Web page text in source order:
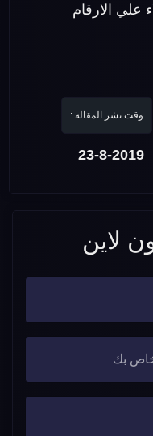
علي الارقام
وقت نشر المقالة :
23-8-2019
لاين